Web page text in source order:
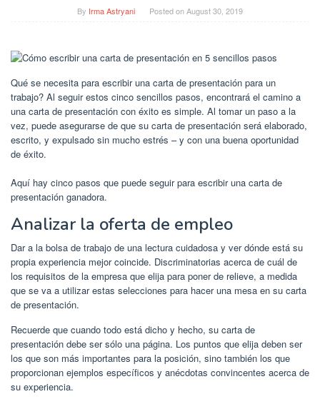
By Irma Astryani Posted onAugust 30, 2019
Qué se necesita para escribir una carta de presentación para un
trabajo? Al seguir estos cinco sencillos pasos, encontrará el camino a
una carta de presentación con éxito es simple. Al tomar un paso a la
vez, puede asegurarse de que su carta de presentación será elaborado,
escrito, y expulsado sin mucho estrés – y con una buena oportunidad
de éxito.
Aquí hay cinco pasos que puede seguir para escribir una carta de
presentación ganadora.
Analizar la oferta de empleo
Dar a la bolsa de trabajo de una lectura cuidadosa y ver dónde está su
propia experiencia mejor coincide. Discriminatorias acerca de cuál de
los requisitos de la empresa que elija para poner de relieve, a medida
que se va a utilizar estas selecciones para hacer una mesa en su carta
de presentación.
Recuerde que cuando todo está dicho y hecho, su carta de
presentación debe ser sólo una página. Los puntos que elija deben ser
los que son más importantes para la posición, sino también los que
proporcionan ejemplos específicos y anécdotas convincentes acerca de
su experiencia.